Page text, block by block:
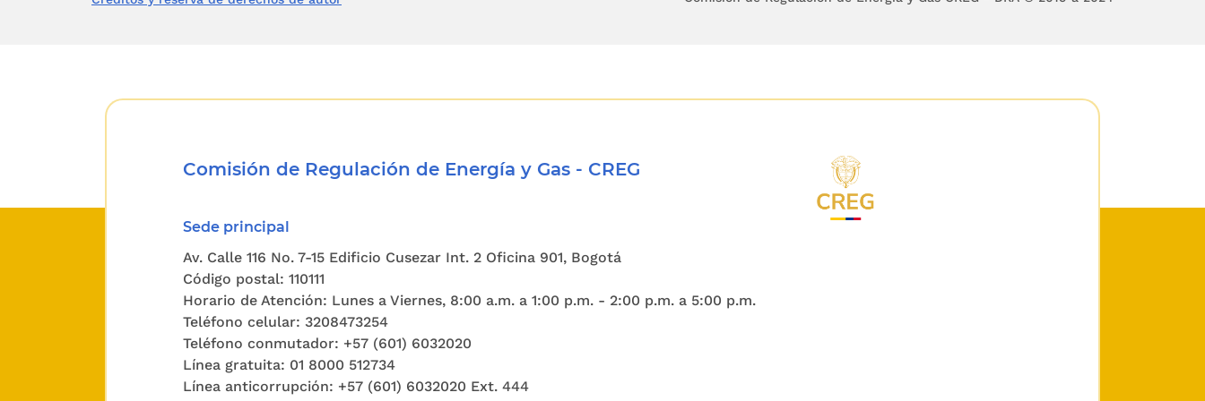
que señale la Superintendencia de Servicios Públicos Domiciliarios";
Que durante los últimos tres (3) años se han venido negociando libremente
grandes bloques de energía eléctrica mediante contratos suscritos entre
entre éstos y los usuarios no-regulados, lo cual señala que la información
referente al mercado de contratos es relevante en términos de competencia,
pese a que todavía requiera de una mayor estandarización de estas transacciones
para hacerlas plenamente útil para los agentes;
Comisión de Regulación de Energía y Gas - CREG
Sede principal
Av. Calle 116 No. 7-15 Edificio Cusezar Int. 2 Oficina 901, Bogotá
Código postal: 110111
Horario de Atención: Lunes a Viernes, 8:00 a.m. a 1:00 p.m. - 2:00 p.m. a 5:00 p.m.
Teléfono celular: 3208473254
Teléfono conmutador: +57 (601) 6032020
Línea gratuita: 01 8000 512734
Línea anticorrupción: +57 (601) 6032020 Ext. 444